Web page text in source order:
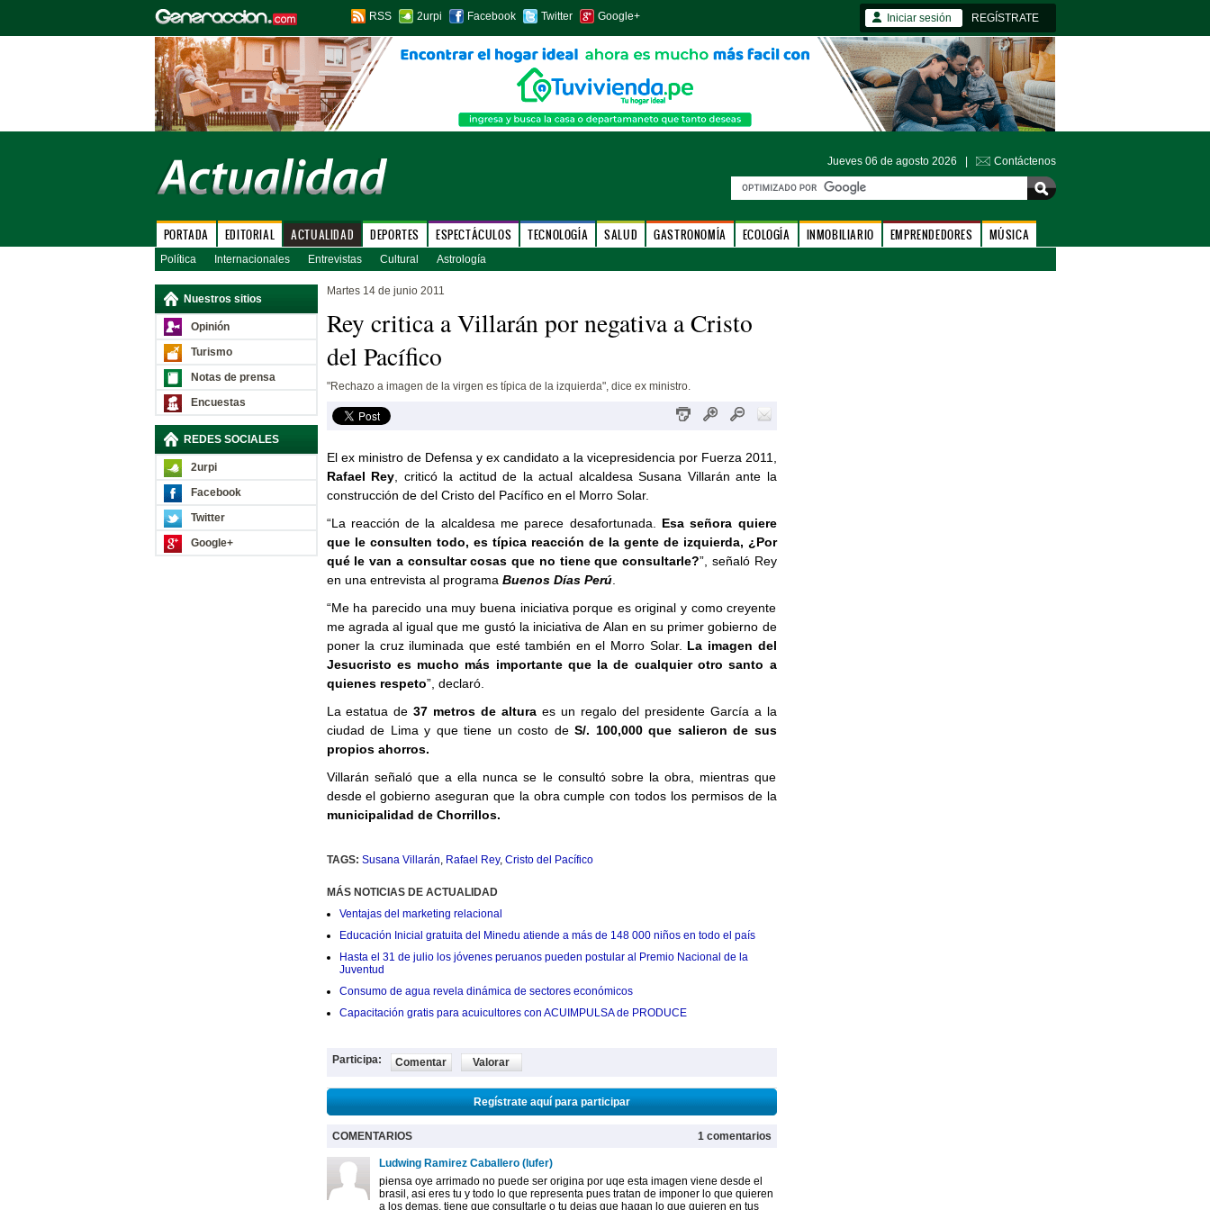
RSS 2urpi Facebook Twitter Google+ Iniciar sesión REGÍSTRATE
Jueves 06 de agosto 2026 | Contáctenos
PORTADA EDITORIAL ACTUALIDAD DEPORTES ESPECTÁCULOS TECNOLOGÍA SALUD GASTRONOMÍA ECOLOGÍA INMOBILIARIO EMPRENDEDORES MÚSICA
Política Internacionales Entrevistas Cultural Astrología
Nuestros sitios
Opinión
Turismo
Notas de prensa
Encuestas
REDES SOCIALES
2urpi
Facebook
Twitter
Google+
Martes 14 de junio 2011
Rey critica a Villarán por negativa a Cristo
del Pacífico
"Rechazo a imagen de la virgen es típica de la izquierda", dice ex ministro.
El ex ministro de Defensa y ex candidato a la vicepresidencia por Fuerza 2011,
Rafael Rey , criticó la actitud de la actual alcaldesa Susana Villarán ante la
construcción de del Cristo del Pacífico en el Morro Solar.
“La reacción de la alcaldesa me parece desafortunada. Esa señora quiere
que le consulten todo, es típica reacción de la gente de izquierda, ¿Por
qué le van a consultar cosas que no tiene que consultarle?”, señaló Rey
en una entrevista al programa Buenos Días Perú.
“Me ha parecido una muy buena iniciativa porque es original y como creyente
me agrada al igual que me gustó la iniciativa de Alan en su primer gobierno de
poner la cruz iluminada que esté también en el Morro Solar. La imagen del
Jesucristo es mucho más importante que la de cualquier otro santo a
quienes respeto”, declaró.
La estatua de37 metros de altura es un regalo del presidente García a la
ciudad de Lima y que tiene un costo de S/. 100,000 que salieron de sus
propios ahorros.
Villarán señaló que a ella nunca se le consultó sobre la obra, mientras que
desde el gobierno aseguran que la obra cumple con todos los permisos de la
municipalidad de Chorrillos.
TAGS: Susana Villarán, Rafael Rey, Cristo del Pacífico
MÁS NOTICIAS DE ACTUALIDAD
Ventajas del marketing relacional
Educación Inicial gratuita del Minedu atiende a más de 148 000 niños en todo el país
Hasta el 31 de julio los jóvenes peruanos pueden postular al Premio Nacional de la
Juventud
Consumo de agua revela dinámica de sectores económicos
Capacitación gratis para acuicultores con ACUIMPULSA de PRODUCE
Participa: Comentar Valorar
Regístrate aquí para participar
COMENTARIOS 1 comentarios
Ludwing Ramirez Caballero (lufer)
piensa oye arrimado no puede ser origina por uqe esta imagen viene desde el
brasil, asi eres tu y todo lo que representa pues tratan de imponer lo que quieren
a los demas, tiene que consultarle o tu dejas que hagan lo que quieren en tus